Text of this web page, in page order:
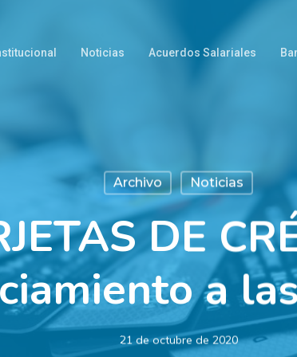
Noticias Acuerdos Salariales
Archivo Noticias
DE
a
21 de octubre de 2020